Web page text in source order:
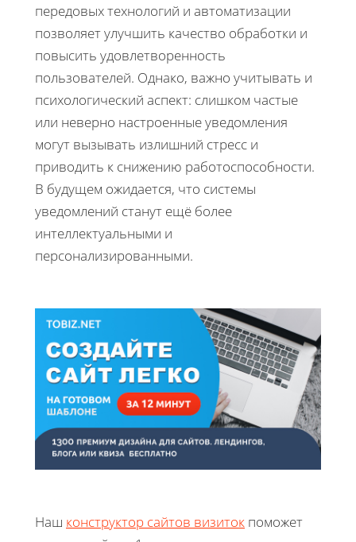
передовых технологий и автоматизации
позволяет улучшить качество обработки и
повысить удовлетворенность
пользователей. Однако, важно учитывать и
психологический аспект: слишком частые
или неверно настроенные уведомления
могут вызывать излишний стресс и
приводить к снижению работоспособности.
В будущем ожидается, что системы
уведомлений станут ещё более
интеллектуальными и
персонализированными.
Наш конструктор сайтов визиток поможет